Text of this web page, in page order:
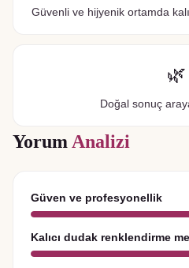
Güvenli ve hijyenik ortamda
🌿
Doğal sonuç
Yorum Analizi
Güven ve profesyonellik
Kalıcı dudak renklendirme